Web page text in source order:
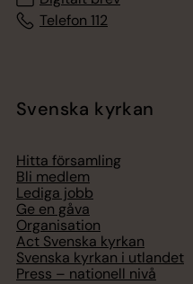
Telefon 112
Svenska kyrkan
Hitta församling
Bli medlem
Lediga jobb
Ge en gåva
Organisation
Act Svenska kyrkan
Svenska kyrkan i utlandet
Press – nationell nivå